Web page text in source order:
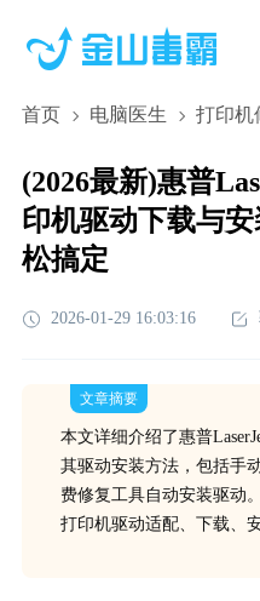
首页 电脑医生 打印机
(2026最新)惠普
印机驱动下载与
松搞定
2026-01-29 16:03:16
文章摘要
本文详细介绍了惠普
其驱动安装方法，包括手
费修复工具自动安装驱动
打印机驱动适配、下载、